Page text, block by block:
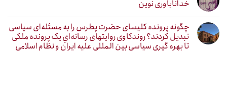
خداناباوری نوین
چگونه پرونده کلیسای حضرت پطرس را به مسئله‌ای سیاسی
تبدیل کردند؟ روندکاوی روایتهای رسانه‌ایِ یک پرونده ملکی
تا بهره گیری سیاسی بین المللی علیه ایران و نظام اسلامی